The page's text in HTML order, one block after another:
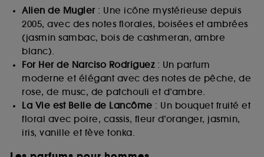
Alien de Mugler: Une icône mystérieuse depuis
2005, avec des notes florales, boisées et ambrées
(jasmin sambac, bois de cashmeran, ambre
blanc).
For Her de Narciso Rodriguez: Un parfum
moderne et élégant avec des notes de pêche, de
rose, de musc, de patchouli et d’ambre.
La Vie est Belle de Lancôme : Un bouquet fruité et
floral avec poire, cassis, fleur d’oranger, jasmin,
iris, vanille et fève tonka.